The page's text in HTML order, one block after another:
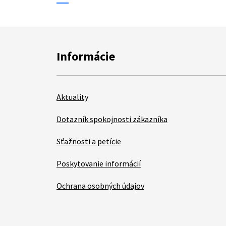
Informácie
Aktuality
Dotazník spokojnosti zákazníka
Sťažnosti a petície
Poskytovanie informácií
Ochrana osobných údajov